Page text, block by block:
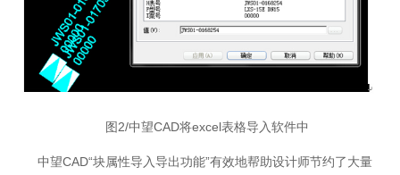
图2/中望CAD将excel表格导入软件中
中望CAD“块属性导入导出功能”有效地帮助设计师节约了大量